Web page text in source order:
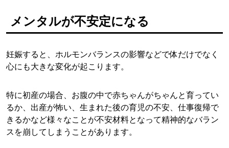
メンタルが不安定になる
妊娠すると、ホルモンバランスの影響などで体だけでなく
心にも大きな変化が起こります。
特に初産の場合、お腹の中で赤ちゃんがちゃんと育ってい
るか、出産が怖い、生まれた後の育児の不安、仕事復帰で
きるかなど様々なことが不安材料となって精神的なバラン
スを崩してしまうことがあります。